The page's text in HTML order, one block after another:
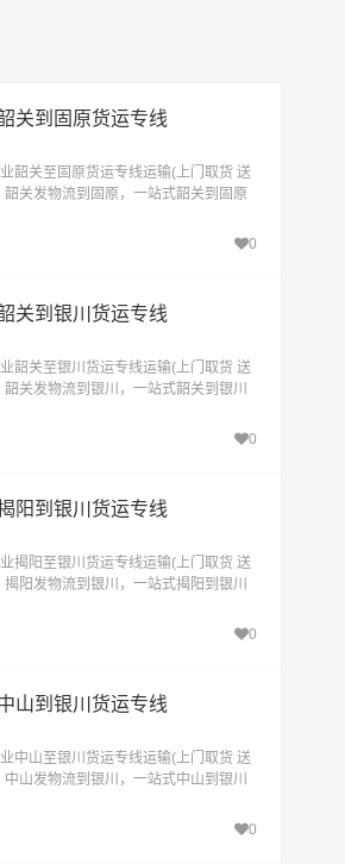
关到固原货运专线
韶关至固原货运专线运输(上门取货 送
关发物流到固原，一站式韶关到固原
0
关到银川货运专线
韶关至银川货运专线运输(上门取货 送
关发物流到银川，一站式韶关到银川
0
阳到银川货运专线
揭阳至银川货运专线运输(上门取货 送
阳发物流到银川，一站式揭阳到银川
0
山到银川货运专线
中山至银川货运专线运输(上门取货 送
山发物流到银川，一站式中山到银川
0